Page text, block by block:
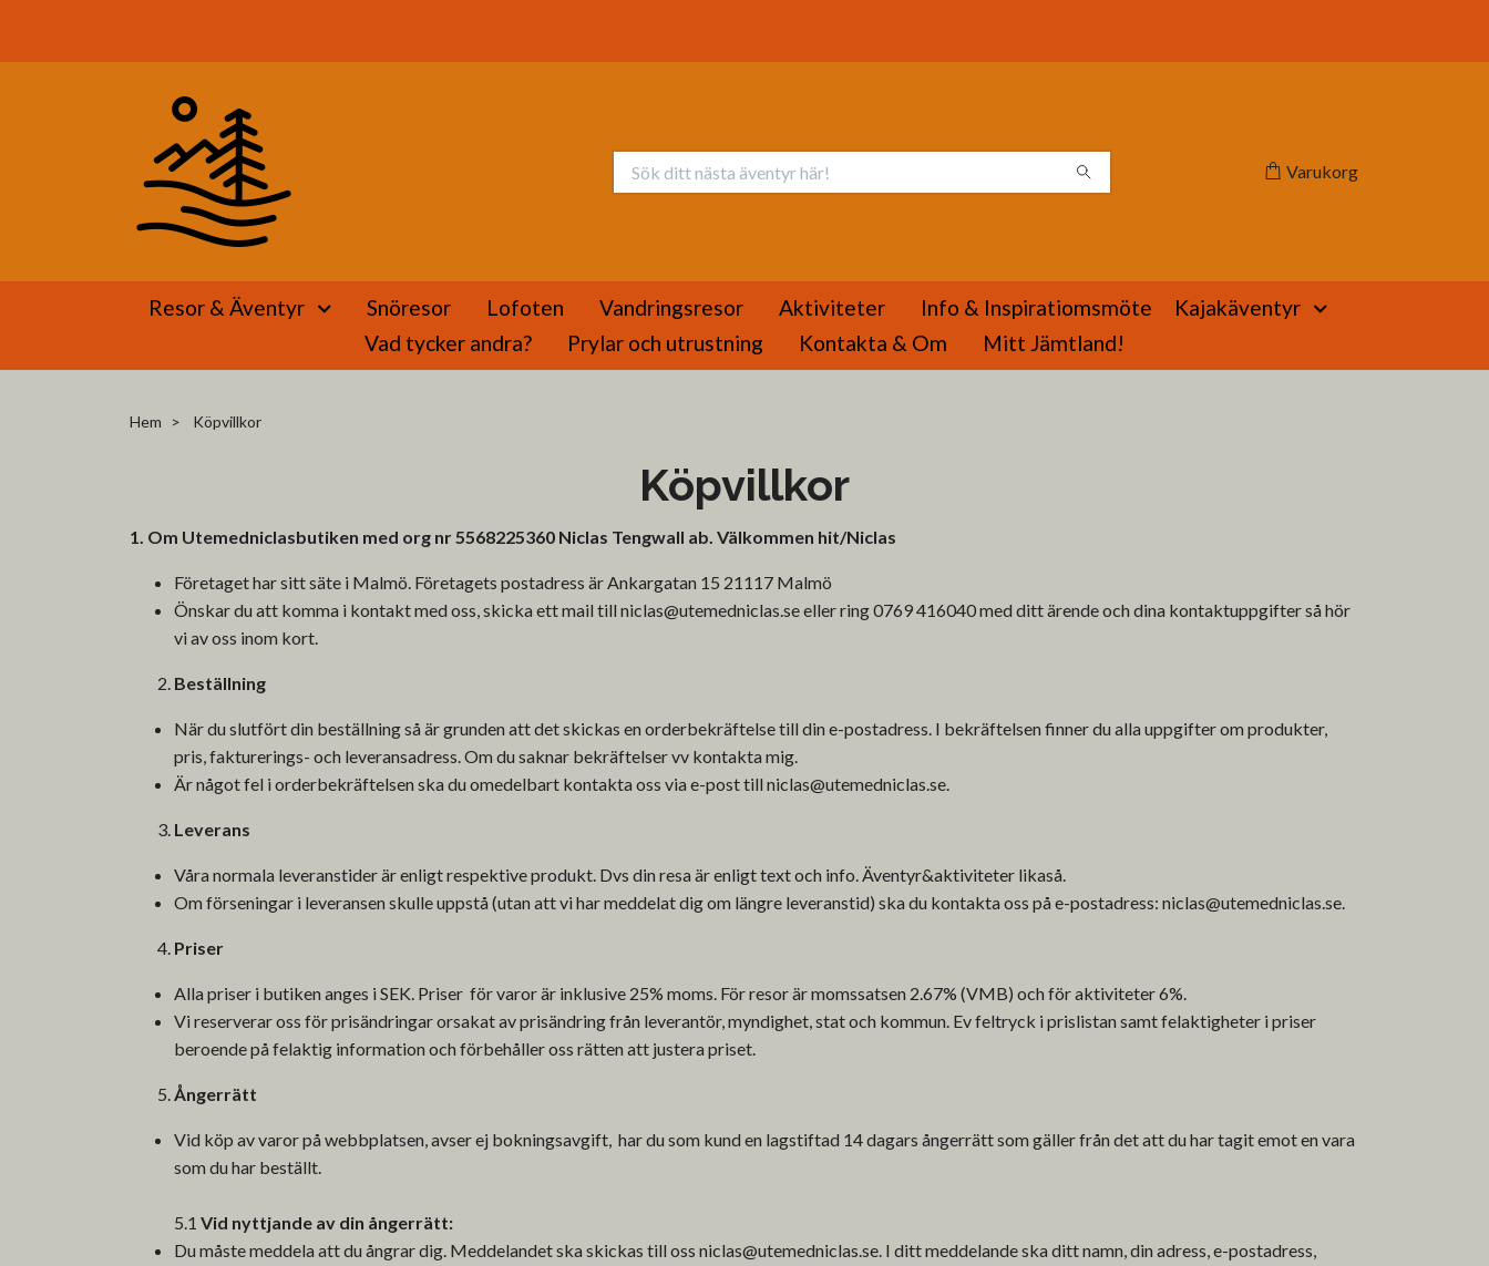
Varukorg
Resor & Äventyr Snöresor Lofoten Vandringsresor Aktiviteter Info & Inspiratiomsmöte
Kajakäventyr
Vad tycker andra?
Prylar och utrustning Kontakta & Om Mitt Jämtland!
Hem Köpvillkor
Köpvillkor
1. Om Utemedniclasbutiken med org nr 5568225360 Niclas Tengwall ab. Välkommen hit/Niclas
Företaget har sitt säte i Malmö. Företagets postadress är Ankargatan 15 21117 Malmö
Önskar du att komma i kontakt med oss, skicka ett mail tillniclas@utemedniclas.seeller ring 0769 416040 med ditt ärende och dina kontaktuppgifter så hör
vi av oss inom kort.
Beställning
När du slutfört din beställning så är grunden att det skickas en orderbekräftelse till din e-postadress. I bekräftelsen finner du alla uppgifter om produkter,
pris, fakturerings- och leveransadress. Om du saknar bekräftelser vv kontakta mig.
Är något fel i orderbekräftelsen ska du omedelbart kontakta oss via e-post tillniclas@utemedniclas.se.
Leverans
Våra normala leveranstider är enligt respektive produkt. Dvs din resa är enligt text och info. Äventyr&aktiviteter likaså.
Om förseningar i leveransen skulle uppstå (utan att vi har meddelat dig om längre leveranstid) ska du kontakta oss på e-postadress: niclas@utemedniclas.se.
Priser
Alla priser i butiken anges i SEK. Priser för varor är inklusive 25% moms. För resor är momssatsen 2.67% (VMB) och för aktiviteter 6%.
Vi reserverar oss för prisändringar orsakat av prisändring från leverantör, myndighet, stat och kommun. Ev feltryck i prislistan samt felaktigheter i priser
beroende på felaktig information och förbehåller oss rätten att justera priset.
Ångerrätt
Vid köp av varor på webbplatsen, avser ej bokningsavgift, har du som kund en lagstiftad 14 dagars ångerrätt som gäller från det att du har tagit emot en vara
som du har beställt.
5.1 Vid nyttjande av din ångerrätt:
Du måste meddela att du ångrar dig. Meddelandet ska skickas till oss niclas@utemedniclas.se. I ditt meddelande ska ditt namn, din adress, e-postadress,